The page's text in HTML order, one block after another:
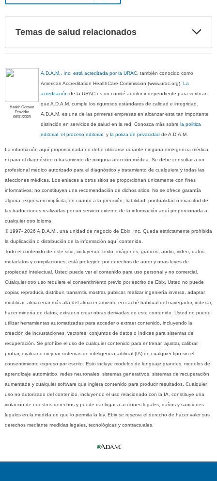
Temas de salud relacionados
Health Content
Provider
06/01/2028
A.D.A.M., Inc. está acreditada por la URAC , también conocido como
American Accreditation HealthCare Commission (www.urac.org).La
acreditación de la URAC es un comité auditor independiente para verificar
que A.D.A.M. cumple los rigurosos estándares de calidad e integridad.
A.D.A.M. es una de las primeras empresas en alcanzar esta tan importante
distinción en servicios de salud en la red. Conozca más sobrela politica
editorial, el proceso editorial , yla poliza de privacidad de A.D.A.M.
La información aquí proporcionada no debe utilizarse durante ninguna emergencia médica
ni para el diagnóstico o tratamiento de ninguna afección médica. Se debe consultar a un
profesional médico autorizado para el diagnóstico y tratamiento de cualquiera y todas las
afecciones médicas. Los enlaces a otros sitios se proporcionan únicamente con fines
informativos; no constituyen una recomendación de dichos sitios. No se ofrece garantía
alguna, expresa ni implícita, en cuanto a la precisión, fiabilidad, puntualidad o exactitud de
las traducciones realizadas por un servicio externo de la información aquí proporcionada a
cualquier otro idioma.
© 1997- 2026 A.D.A.M., una unidad de negocio de Ebix, Inc. Queda estrictamente prohibida
la duplicación o distribución de la información aquí contenida.
Todo el contenido de este sitio, incluyendo texto, imágenes, gráficos, audio, video, datos,
metadatos y compilaciones, está protegido por derechos de autor y otras leyes de
propiedad intelectual. Usted puede ver el contenido para uso personal y no comercial.
Cualquier otro uso requiere el consentimiento previo por escrito de Ebix. Usted no puede
copiar, reproducir, distribuir, transmitir, mostrar, publicar, realizar ingeniería inversa, adaptar,
modificar, almacenar más allá del almacenamiento en caché habitual del navegador, indexar,
hacer minería de datos, extraer o crear obras derivadas de este contenido. Usted no puede
utilizar herramientas automatizadas para acceder o extraer contenido, incluyendo la
creación de incrustaciones, vectores, conjuntos de datos o índices para sistemas de
recuperación. Se prohíbe el uso de cualquier contenido para entrenar, ajustar, calibrar,
probar, evaluar o mejorar sistemas de inteligencia artificial (IA) de cualquier tipo sin el
consentimiento expreso por escrito. Esto incluye modelos de lenguaje grandes, modelos de
aprendizaje automático, redes neuronales, sistemas generativos, sistemas de recuperación
aumentada y cualquier software que ingiera contenido para producir resultados. Cualquier
uso no autorizado del contenido, incluyendo el uso relacionado con la IA, constituye una
violación de nuestros derechos y puede dar lugar a acciones legales, daños y sanciones
legales en la medida en que lo permita la ley. Ebix se reserva el derecho de hacer valer sus
derechos mediante medidas legales, tecnológicas y contractuales.